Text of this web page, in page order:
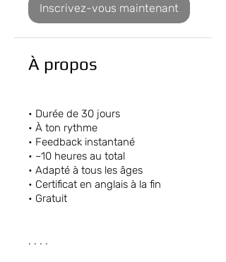
Inscrivez-vous maintenant
À propos
• Durée de 30 jours
• À ton rythme
• Feedback instantané
• ~10 heures au total
• Adapté à tous les âges
• Certificat en anglais à la fin
• Gratuit
. . . .